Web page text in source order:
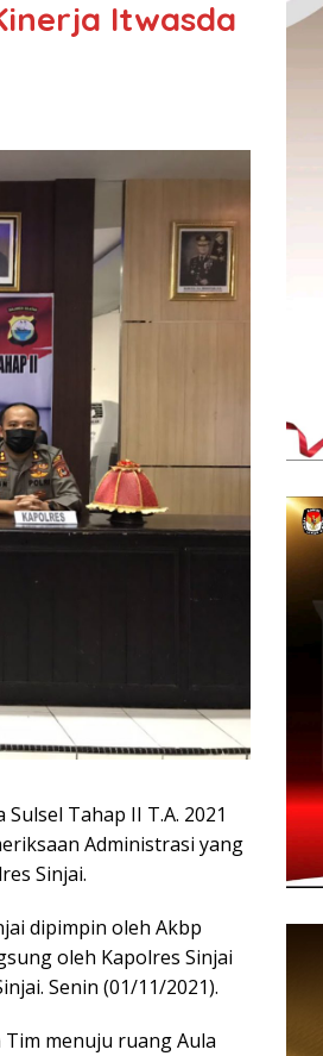
Itwasda
Tahap II T.A. 2021
Administrasi yang
Sinjai.
dipimpin oleh Akbp
oleh Kapolres Sinjai
Senin (01/11/2021).
menuju ruang Aula